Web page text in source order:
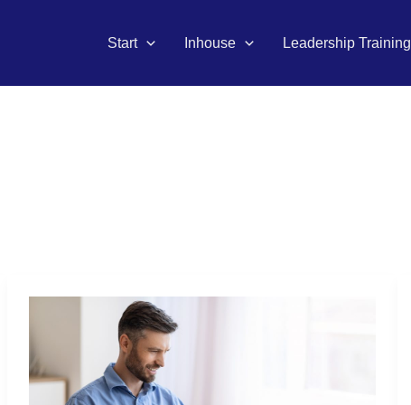
Start Inhouse Leadership Training
Office